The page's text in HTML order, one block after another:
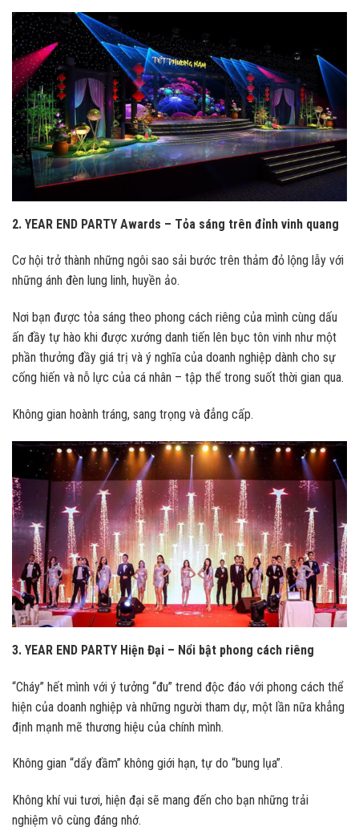
2. YEAR END PARTY Awards – Tỏa sáng trên đỉnh vinh quang
Cơ hội trở thành những ngôi sao sải bước trên thảm đỏ lộng lẫy với
những ánh đèn lung linh, huyền ảo.
Nơi bạn được tỏa sáng theo phong cách riêng của mình cùng dấu
ấn đầy tự hào khi được xướng danh tiến lên bục tôn vinh như một
phần thưởng đầy giá trị và ý nghĩa của doanh nghiệp dành cho sự
cống hiến và nỗ lực của cá nhân – tập thể trong suốt thời gian qua.
Không gian hoành tráng, sang trọng và đẳng cấp.
3. YEAR END PARTY Hiện Đại – Nổi bật phong cách riêng
“Cháy” hết mình với ý tưởng “đu” trend độc đáo với phong cách thể
hiện của doanh nghiệp và những người tham dự, một lần nữa khẳng
định mạnh mẽ thương hiệu của chính mình.
Không gian “dẩy đầm” không giới hạn, tự do “bung lụa”.
Không khí vui tươi, hiện đại sẽ mang đến cho bạn những trải
nghiệm vô cùng đáng nhớ.